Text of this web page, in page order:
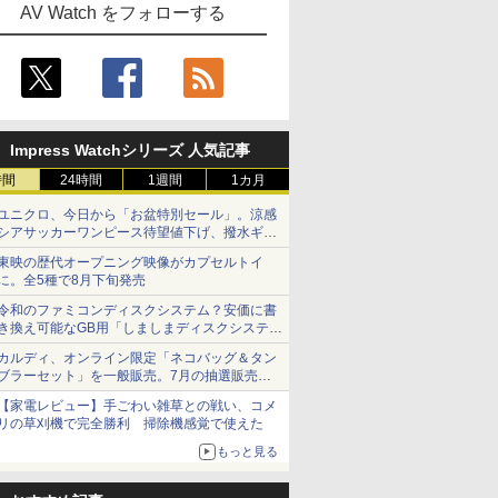
AV Watch をフォローする
Impress Watchシリーズ 人気記事
24時間 1週間 1カ月
ニクロ、今日から「お盆特別セール」。涼感
アサッカーワンピース待望値下げ、撥水ギア
ョーツは1990円に
映の歴代オープニング映像がカプセルトイ
。全5種で8月下旬発売
和のファミコンディスクシステム？安価に書
換え可能なGB用「しましまディスクシステ
」
ルディ、オンライン限定「ネコバッグ＆タン
ラーセット」を一般販売。7月の抽選販売の
選無効分
家電レビュー】手ごわい雑草との戦い、コメ
の草刈機で完全勝利 掃除機感覚で使えた
もっと見る